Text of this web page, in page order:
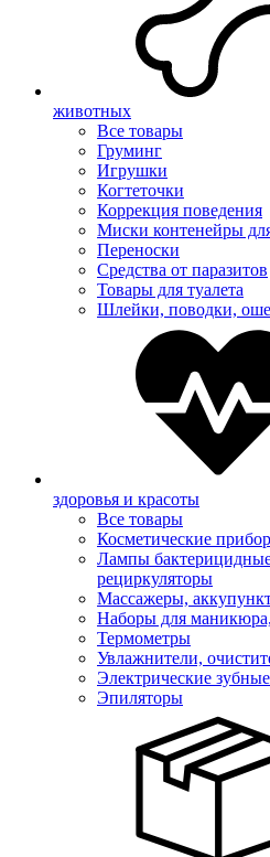
животных
Все товары
Груминг
Игрушки
Когтеточки
Коррекция поведения
Миски контенейры
Переноски
Средства от паразитов
Товары для туалета
Шлейки, поводки,
здоровья и красоты
Все товары
Косметические
Лампы
рециркуляторы
Массажеры,
Наборы для
Термометры
Увлажнители,
Электрические
Эпиляторы